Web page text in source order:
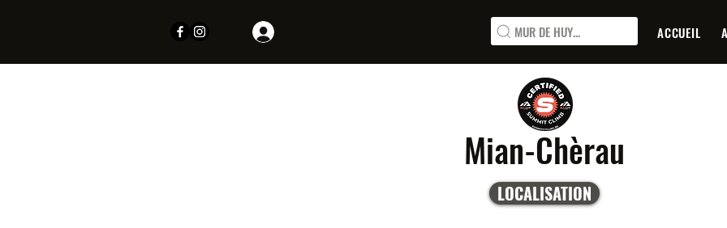
MUR DE HUY... ACCUEIL
Mian-Chèrau
LOCALISATION